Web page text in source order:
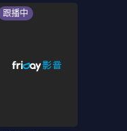
跟播中